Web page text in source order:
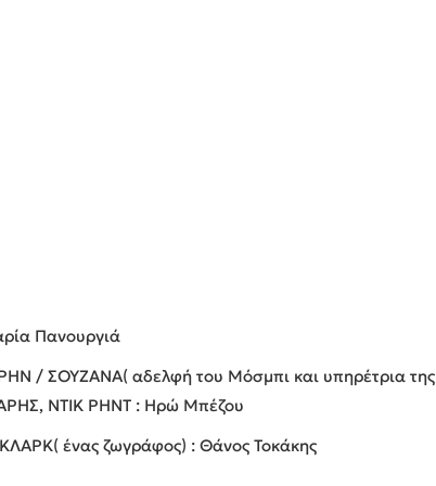
Πανουργιά
/ ΣΟΥΖΑΝΑ( αδελφή του Μόσμπι και υπηρέτρια της
ΝΤΙΚ ΡΗΝΤ : Ηρώ Μπέζου
ένας ζωγράφος) : Θάνος Τοκάκης